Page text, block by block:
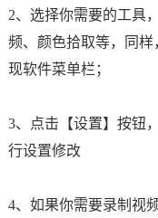
2、选择你需要的工具
频、颜色拾取等，同
现软件菜单栏；
3、点击【设置】按钮
行设置修改
4、如果你需要录制视